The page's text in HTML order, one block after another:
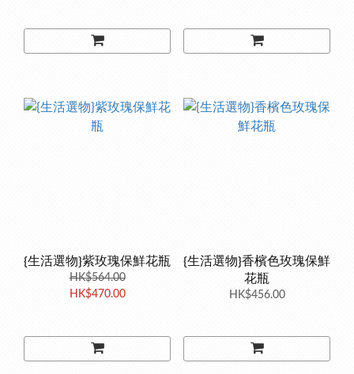
{生活選物}紫玫瑰保鮮花瓶
HK$564.00
HK$470.00
{生活選物}香檳色玫瑰保鮮
花瓶
HK$456.00